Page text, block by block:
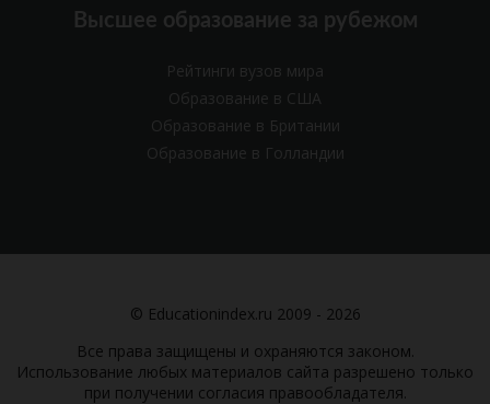
Высшее образование за рубежом
Рейтинги вузов мира
Образование в США
Образование в Британии
Образование в Голландии
© Educationindex.ru 2009 - 2026
Все права защищены и охраняются законом.
Использование любых материалов сайта разрешено только
при получении согласия правообладателя.